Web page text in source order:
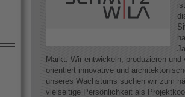
Markt. Wir entwickeln, produzieren
orientiert innovative und
unseres Wachstums suchen wir zum
vielseitige Persönlichkeit als